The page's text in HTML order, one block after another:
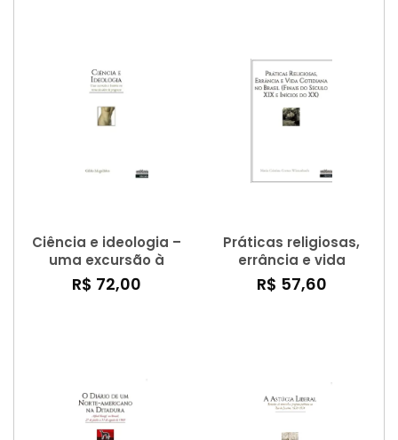
Ciência e ideologia –
uma excursão à
história em torno da
ideia de progresso
R$ 72,00
Práticas religiosas,
errância e vida
cotidiana no Brasil
(finais do século XIX e
R$ 57,60